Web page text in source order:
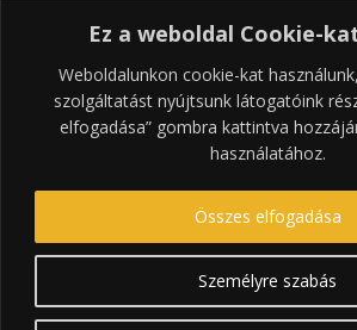
Ez a weboldal Cookie-
Weboldalunkon cookie-kat
szolgáltatást nyújtsunk látogatóink
elfogadása” gombra kattintva
használatához.
Személyre szabás
Összes elfogadása
© 2026 tRENDrakó. Created using